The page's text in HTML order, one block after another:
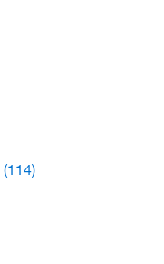
(114)